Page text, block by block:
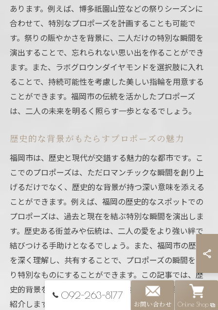
あります。例えば、博多祇園山笠などの祭りシーズンに
合わせて、特別なプロポーズを計画することも可能で
す。祭りの賑やかさを背景に、二人だけの特別な瞬間を
演出することで、忘れられない思い出を作ることができ
ます。また、ラボグロウンダイヤモンドを選択肢に入れ
ることで、持続可能性を考慮した美しい指輪を用意する
ことができます。福岡市の伝統を活かしたプロポーズ
は、二人の未来を明るく照らす一歩となるでしょう。
歴史的な背景がもたらすプロポーズの魅力
福岡市は、歴史と現代が交錯する魅力的な都市です。こ
こでのプロポーズは、ただロマンチックな瞬間を創り上
げるだけでなく、歴史的な背景が持つ深い意味を添える
ことができます。例えば、福岡の歴史的なスポットでの
プロポーズは、過去と現在を結ぶ特別な瞬間を演出しま
す。歴史ある街並みや伝統は、二人の愛をより強い絆で
結びつける手助けとなるでしょう。また、福岡市の歴史
を深く理解し、共有することで、プロポーズの瞬間をよ
り特別なものにすることができます。この記事では、歴
史的背景を活かしたプロポーズの魅力について詳しくご
紹介します。
092-263-8177
お問い合わせ Online Shop